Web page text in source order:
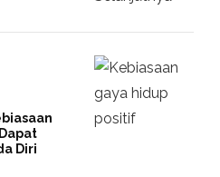
Diri